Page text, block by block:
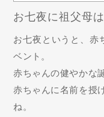
お七夜に祖父母
お七夜というと、赤
ベント。
赤ちゃんの健やかな
赤ちゃんに名前を授
ね。